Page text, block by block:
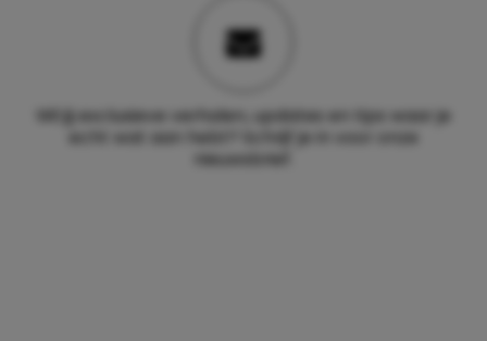
Wil jij exclusieve verhalen, updates en tips waar je
echt wat aan hebt? Schrijf je in voor onze
nieuwsbrief.